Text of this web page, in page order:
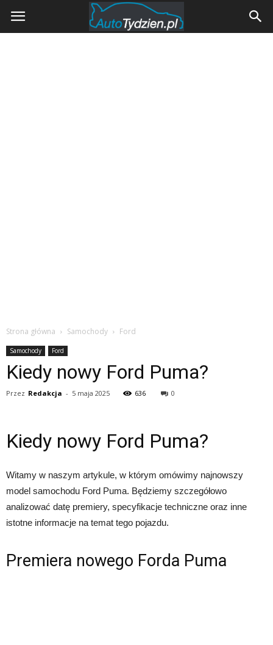
AutoTydzien.pl
Strona główna Samochody Ford
Samochody Ford
Kiedy nowy Ford Puma?
Przez Redakcja - 5 maja 2025 636 0
Kiedy nowy Ford Puma?
Witamy w naszym artykule, w którym omówimy najnowszy
model samochodu Ford Puma. Będziemy szczegółowo
analizować datę premiery, specyfikacje techniczne oraz inne
istotne informacje na temat tego pojazdu.
Premiera nowego Forda Puma